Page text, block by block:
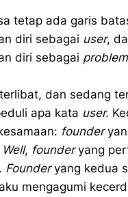
tetap ada garis
diri sebagai user,
diri sebagai
dan sedang
apa kata user.
founder
Well, founderyang
Founderyang kedua
mengagumi